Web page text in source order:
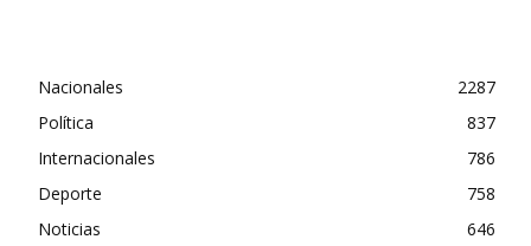
Nacionales
2287
Política
837
Internacionales
786
Deporte
758
Noticias
646